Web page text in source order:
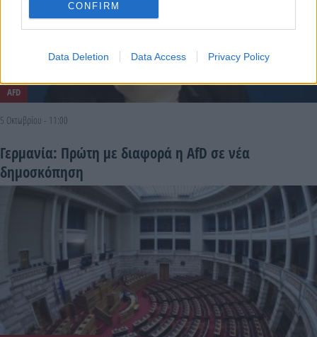
CONFIRM
Data Deletion Data Access Privacy Policy
AFD
5 Οκτωβρίου - 11:00
Γερμανία: Πρώτη με διαφορά η AfD σε νέα
δημοσκόπηση